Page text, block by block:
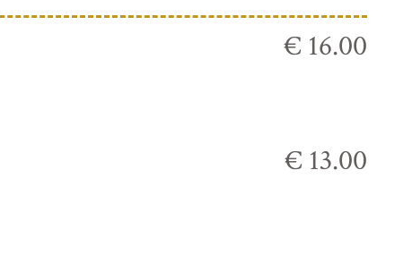
€ 16.00
€ 13.00